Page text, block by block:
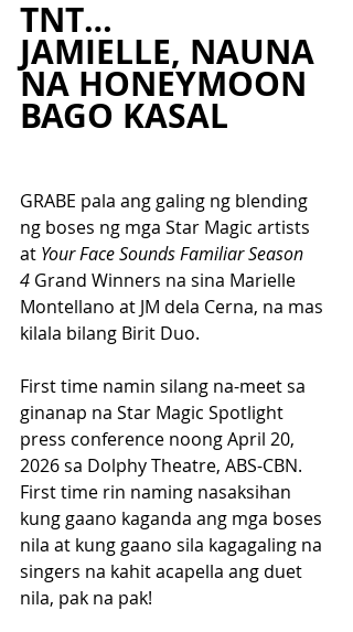
TNT…
JAMIELLE, NAUNA
NA HONEYMOON
BAGO KASAL
GRABE pala ang galing ng blending
ng boses ng mga Star Magic artists
at Your Face Sounds Familiar Season
4 Grand Winners na sina Marielle
Montellano at JM dela Cerna, na mas
kilala bilang Birit Duo.
First time namin silang na-meet sa
ginanap na Star Magic Spotlight
press conference noong April 20,
2026 sa Dolphy Theatre, ABS-CBN.
First time rin naming nasaksihan
kung gaano kaganda ang mga boses
nila at kung gaano sila kagagaling na
singers na kahit acapella ang duet
nila, pak na pak!